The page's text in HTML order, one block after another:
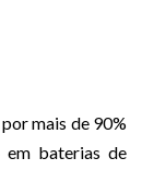
mais de 90%
em baterias de